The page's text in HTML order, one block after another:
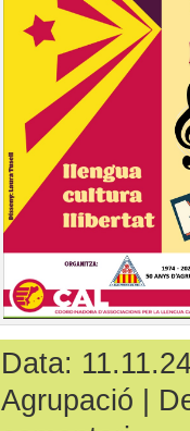
Data:
Agrupació